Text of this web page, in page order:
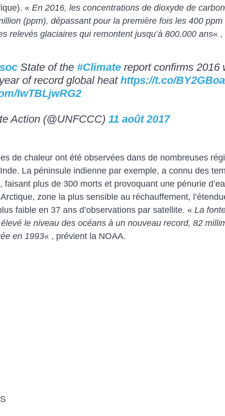
« En 2016, les concentrations de dioxyde de
(ppm), dépassant pour la première fois les 400 ppm
relevés glaciaires qui remontent jusqu’à 800.000 ans« ,
State of the #Climate report confirms 2016
of record global heat https://t.co/
IwTBLjwRG2
Action (@UNFCCC) 11 août 2017
de chaleur ont été observées dans de nombreuses
La péninsule indienne par exemple, a connu des
faisant plus de 300 morts et provoquant une pénurie
zone la plus sensible au réchauffement,
faible en 37 ans d’observations par satellite. « La
le niveau des océans à un nouveau record, 82
en 1993« , prévient la NOAA.